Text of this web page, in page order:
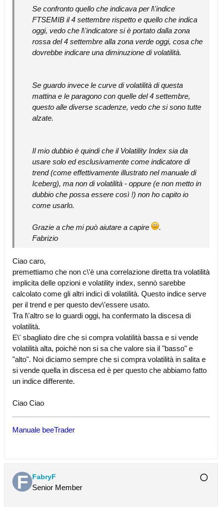
Se confronto quello che indicava per l\'indice
FTSEMIB il 4 settembre rispetto e quello che indica
oggi, vedo che l\'indicatore si è portato dalla zona
rossa del 4 settembre alla zona verde oggi, cosa che
dovrebbe indicare una diminuzione di volatilità.
Se guardo invece le curve di volatilità di questa
mattina e le paragono con quelle del 4 settembre,
questo alle diverse scadenze, vedo che si sono tutte
alzate.
Il mio dubbio è quindi che il Volatility Index sia da
usare solo ed esclusivamente come indicatore di
trend (come effettivamente illustrato nel manuale di
Iceberg), ma non di volatilità - oppure (e non metto in
dubbio che possa essere così !) non ho capito io
come usarlo.
Grazie a che mi può aiutare a capire
.
Fabrizio
Ciao caro,
premettiamo che non c\'è una correlazione diretta tra volatilità
implicita delle opzioni e volatility index, sennò sarebbe
calcolato come gli altri indici di volatilità. Questo indice serve
per il trend e per questo dev\'essere usato.
Tra l\'altro se lo guardi oggi, ha confermato la discesa di
volatilità.
E\' sbagliato dire che si compra volatilità bassa e si vende
volatilità alta, poichè non si sa che valore sia il "basso" e
"alto". Noi diciamo sempre che si compra volatilità in salita e
si vende quella in discesa ed è per questo che abbiamo fatto
un indice differente.
Ciao Ciao
Manuale beeTrader
FabryF
Senior Member